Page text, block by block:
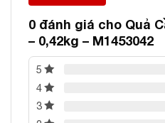
0 đánh giá cho Quả
– 0,42kg – M1453042
5
4
3